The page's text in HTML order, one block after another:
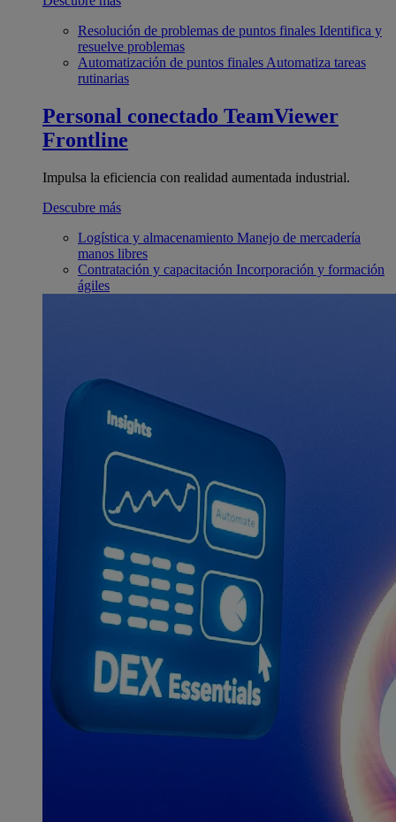
Resolución de problemas de puntos finales Identifica y
resuelve problemas
Automatización de puntos finales Automatiza tareas
rutinarias
Personal conectado TeamViewer
Frontline
Impulsa la eficiencia con realidad aumentada industrial.
Descubre más
Logística y almacenamiento Manejo de mercadería
manos libres
Contratación y capacitación Incorporación y formación
ágiles